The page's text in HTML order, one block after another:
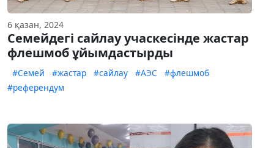
6 қазан, 2024
Семейдегі сайлау учаскесінде жастар
флешмоб ұйымдастырды
#Семей #жастар #сайлау #АЭС
#флешмоб
#референдум